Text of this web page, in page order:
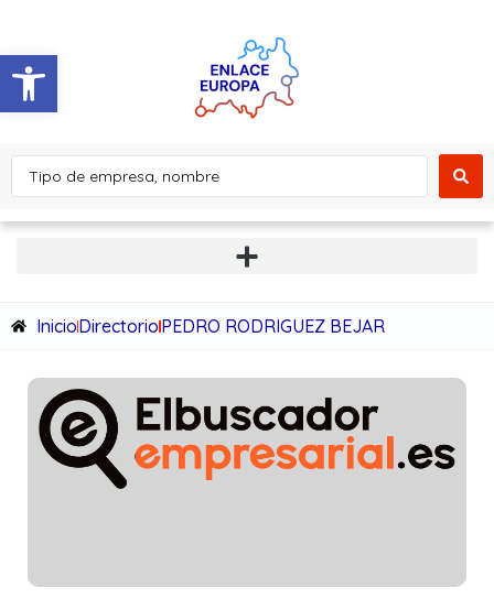
Abrir barra de herramientas
InicioDirectorioPEDRO RODRIGUEZ BEJAR